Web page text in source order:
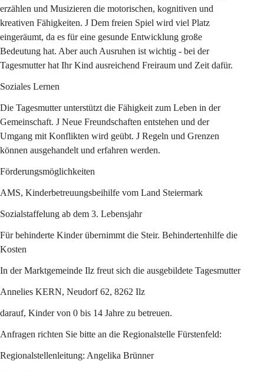
erzählen und Musizieren die motorischen, kognitiven und
kreativen Fähigkeiten. J Dem freien Spiel wird viel Platz
eingeräumt, da es für eine gesunde Entwicklung große
Bedeutung hat. Aber auch Ausruhen ist wichtig - bei der
Tagesmutter hat Ihr Kind ausreichend Freiraum und Zeit dafür.
Soziales Lernen
Die Tagesmutter unterstützt die Fähigkeit zum Leben in der
Gemeinschaft. J Neue Freundschaften entstehen und der
Umgang mit Konflikten wird geübt. J Regeln und Grenzen
können ausgehandelt und erfahren werden.
Förderungsmöglichkeiten
AMS, Kinderbetreuungsbeihilfe vom Land Steiermark
Sozialstaffelung ab dem 3. Lebensjahr
Für behinderte Kinder übernimmt die Steir. Behindertenhilfe die
Kosten
In der Marktgemeinde Ilz freut sich die ausgebildete Tagesmutter
Annelies KERN, Neudorf 62, 8262 Ilz
darauf, Kinder von 0 bis 14 Jahre zu betreuen.
Anfragen richten Sie bitte an die Regionalstelle Fürstenfeld:
Regionalstellenleitung: Angelika Brünner